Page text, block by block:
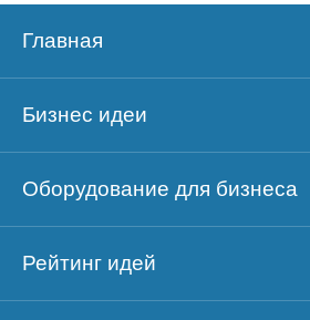
Главная
Бизнес идеи
Оборудование для бизнеса
Рейтинг идей